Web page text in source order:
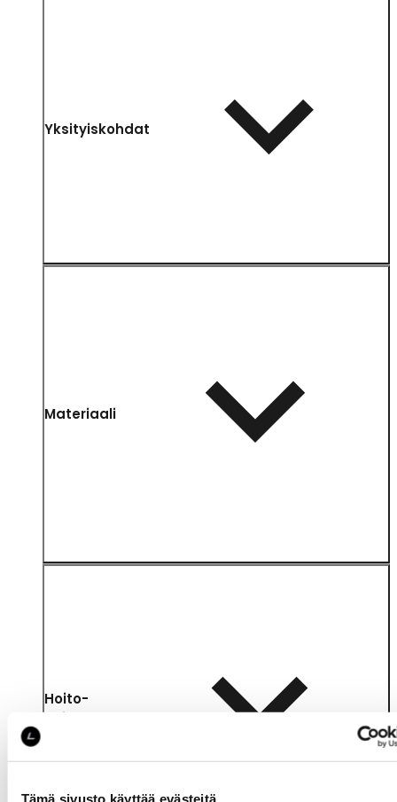
Tämä sivusto käyttää evästeitä
Yksityiskohdat
Materiaali
Hoito-
ohjeet